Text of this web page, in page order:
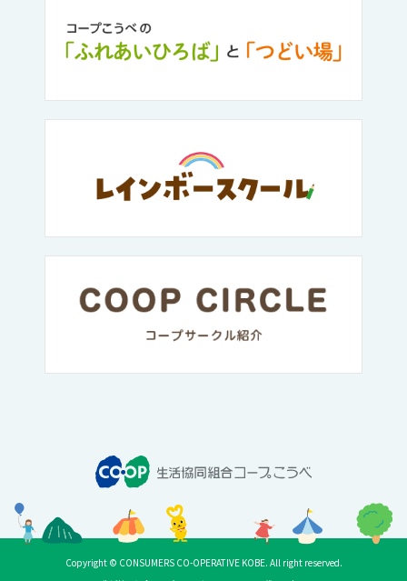
Copyright © CONSUMERS CO-OPERATIVE KOBE. All right reserved.